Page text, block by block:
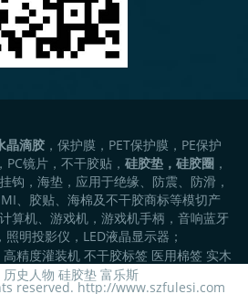
晶滴胶，保护膜，PET保护膜，PE保护
PC镜片，不干胶贴，硅胶垫，硅胶圈 ，
钩，海垫，应用于绝缘、防震、防滑，
、胶贴、海棉及不干胶商标等模切产
算机、游戏机，游戏机手柄，音响蓝牙
明投影仪，LED液晶显示器；
高精度灌装机 不干胶标签 医用棉签 实木
历史人物 硅胶垫 富乐斯
reserved. http://www.szfulesi.com